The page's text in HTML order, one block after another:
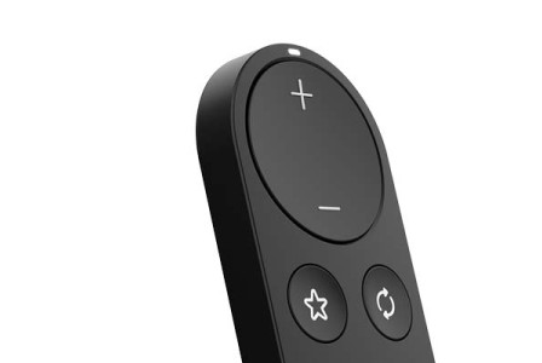
Signia Pure BCT IX Signia Silk IX
Audio Service R LI 7
Widex filters
Domes
Signia Active Mini IX - Oplaadbaar
De Signia Active Mini IX is het nieuwste hoortoestel van Signia.